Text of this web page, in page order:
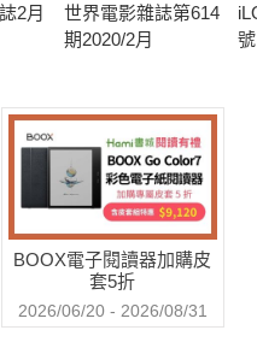
劇。
娃重返大銀幕。
2月
世界電影雜誌第614
期2020/2月
號
BOOX電子閱讀器加購皮
套5折
2026/06/20 - 2026/08/31